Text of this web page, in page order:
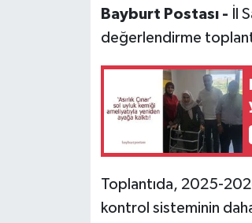
Bayburt Postası -
İl
değerlendirme
Toplantıda, 2025-
kontrol sisteminin